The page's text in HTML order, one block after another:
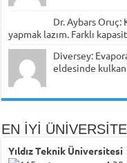
Dr. Aybars Oruç:
yapmak lazım. Farklı
Diversey:
eldesinde
EN İYİ
Yıldız Teknik Üniversitesi